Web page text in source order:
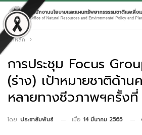
หน้าหลัก
การประชุม Focus
(ร่าง) เป้าหมายชาติด้าน
หลายทางชีวภาพฯครั้ง
โดย ประชาสัมพันธ์ เมื่อ 14 มีนาคม 2565